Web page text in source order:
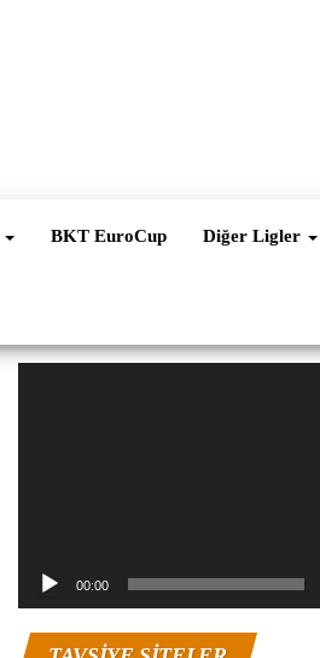
BKT EuroCup Diğer Ligler
00:00